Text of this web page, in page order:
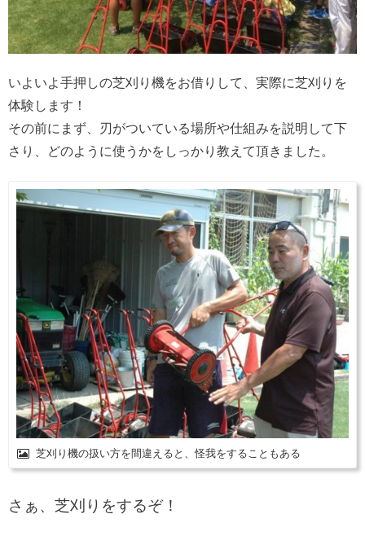
いよいよ手押しの芝刈り機をお借りして、実際に芝刈りを
体験します！
その前にまず、刃がついている場所や仕組みを説明して下
さり、どのように使うかをしっかり教えて頂きました。
芝刈り機の扱い方を間違えると、怪我をすることもある
さぁ、芝刈りをするぞ！